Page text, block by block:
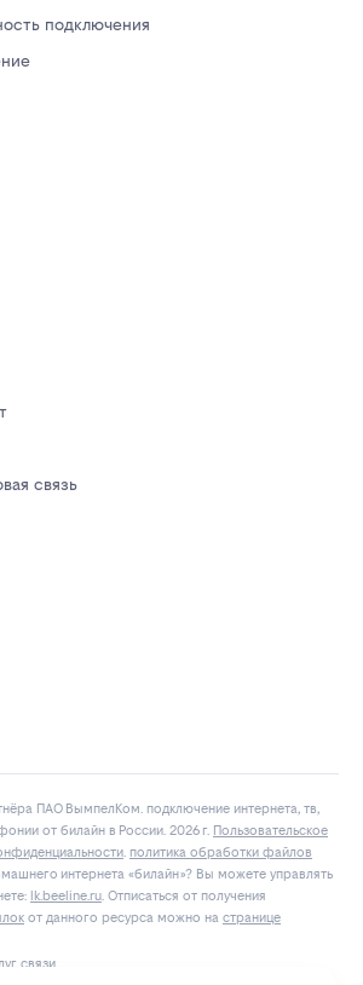
подключения
связь
ПАО ВымпелКом. подключение интернета, тв,
от билайн в России. 2026 г. Пользовательское
. политика обработки файлов
интернета «билайн»? Вы можете управлять
lk.bееlinе.ru. Отписаться от получения
от данного ресурса можно на странице
связи